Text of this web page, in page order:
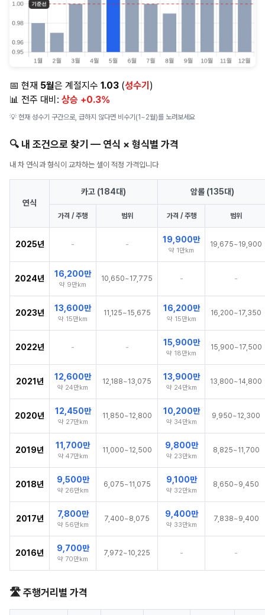
📅 현재 5월은 계절지수 1.03 (성수기 )
📊 전주 대비: 상승 +0.3%
💡 현재 성수기 구간으로, 급하지 않다면 비수기(1~2월)를 노려보세요
🔍 내 조건으로 찾기 — 연식 × 형식별 가격
내 차 연식과 형식이 교차하는 셀이 적정 가격입니다
연식
카고 (184대) 암롤 (135대)
가격 / 주행 범위 가격 / 주행 범위
2025년 - - 19,900만
약 1만km
19,675~19,900
2024년 16,200만
약 9만km
10,650~17,775 - -
2023년 13,600만
약 15만km
11,125~15,675 16,200만
약 15만km
16,200~17,350
2022년 - - 15,900만
약 18만km
15,900~17,500
2021년 12,600만
약 24만km
12,188~13,075 13,900만
약 24만km
13,800~14,800
2020년 12,450만
약 27만km
11,850~12,800 10,200만
약 34만km
9,950~12,300
2019년 11,700만
약 47만km
11,000~12,500 9,800만
약 23만km
8,825~11,700
2018년 9,500만
약 26만km
6,075~11,075 9,100만
약 32만km
8,650~9,450
2017년 7,800만
약 56만km
7,400~8,075 9,400만
약 33만km
7,838~9,400
2016년 9,700만
약 70만km
7,972~10,225 - -
🛣️ 주행거리별 가격